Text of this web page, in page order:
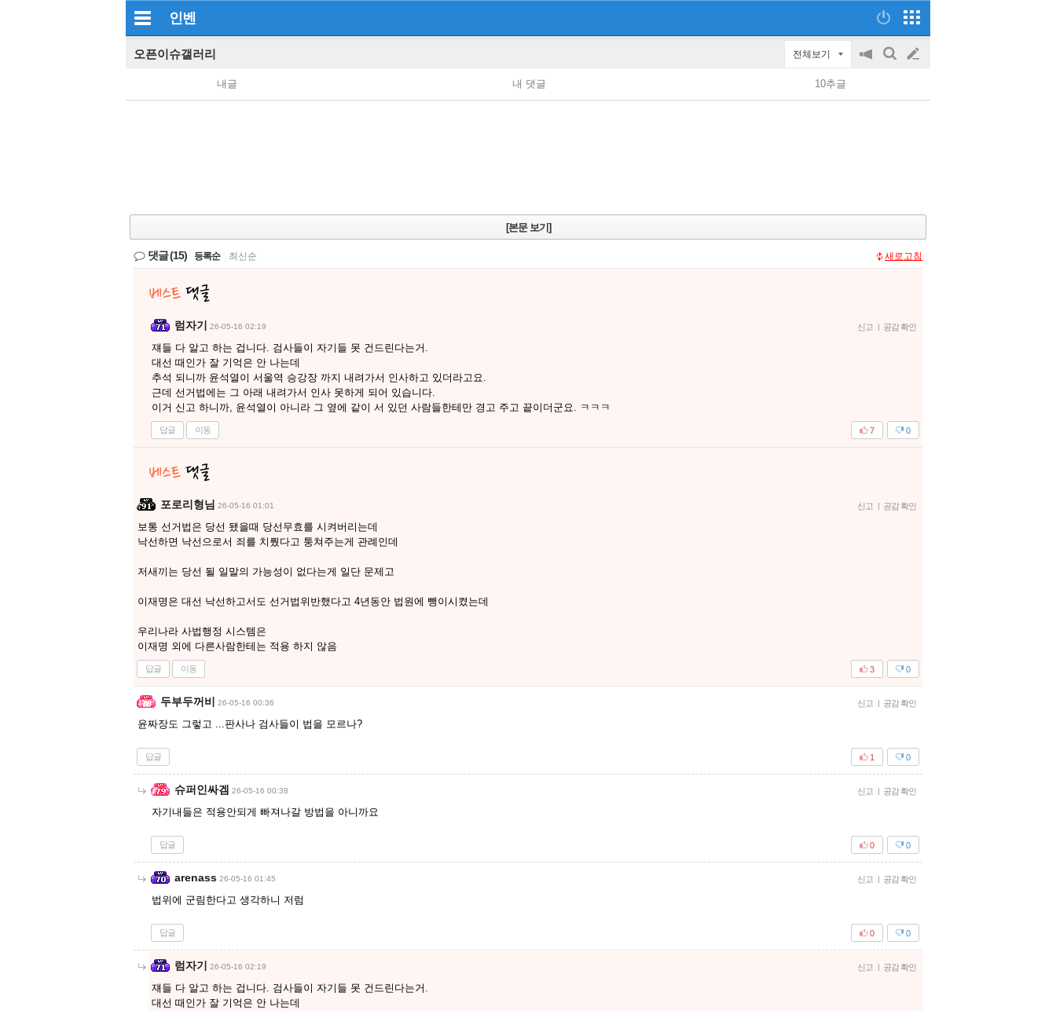
인벤
오픈이슈갤러리 전체보기
공
on/off
검
글
쓰
내글 내 댓글 10추글
[본문 보기]
댓글(15) 등록순 최신순 새로고침
럼자기 26-05-16 02:19 신고 | 공감 확인
쟤들 다 알고 하는 겁니다. 검사들이 자기들 못 건드린다는거.
대선 때인가 잘 기억은 안 나는데
추석 되니까 윤석열이 서울역 승강장 까지 내려가서 인사하고 있더라고요.
근데 선거법에는 그 아래 내려가서 인사 못하게 되어 있습니다.
이거 신고 하니까, 윤석열이 아니라 그 옆에 같이 서 있던 사람들한테만 경고 주고 끝이더군요. ㅋㅋㅋ
답글 이동 0
7
포로리형님 26-05-16 01:01 신고 | 공감 확인
보통 선거법은 당선 됐을때 당선무효를 시켜버리는데
낙선하면 낙선으로서 죄를 치뤘다고 퉁쳐주는게 관례인데
저새끼는 당선 될 일말의 가능성이 없다는게 일단 문제고
이재명은 대선 낙선하고서도 선거법위반했다고 4년동안 법원에 뺑이시켰는데
우리나라 사법행정 시스템은
이재명 외에 다른사람한테는 적용 하지 않음
답글 이동 0
3
두부두꺼비 26-05-16 00:36 신고 | 공감 확인
윤짜장도 그렇고 ...판사나 검사들이 법을 모르나?
답글 0
1
슈퍼인싸겜 26-05-16 00:38 신고 | 공감 확인
자기내들은 적용안되게 빠져나갈 방법을 아니까요
답글 0
0
arenass 26-05-16 01:45 신고 | 공감 확인
법위에 군림한다고 생각하니 저럼
답글 0
0
럼자기 26-05-16 02:19 신고 | 공감 확인
쟤들 다 알고 하는 겁니다. 검사들이 자기들 못 건드린다는거.
대선 때인가 잘 기억은 안 나는데